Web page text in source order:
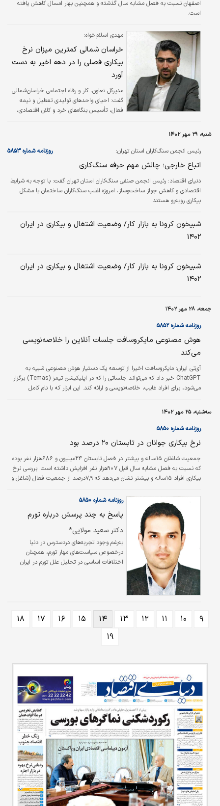
صحبت‌هایش به هم‌راستا شدن رشد اقتصادی و
اصفهان نسبت به فصل مشابه سال گذشته و همچنین بهار امسال کاهش یافته
است.
مهدی اسلام‌خواه:
خراسان‌ شمالی کمترین میزان نرخ
بیکاری فصلی را در دهه اخیر به دست
آورد
مدیرکل تعاون، کار و رفاه اجتماعی خراسان‌شمالی
گفت: احیای واحدهای تولیدی تعطیل و نیمه
فعال، تأسیس بنگاه‌های خرد و کلان اقتصادی،
نرخ بیکاری فصلی دهه اخیر در این استان شد.
شنبه، ۲۹ مهر ۱۴۰۲
رئیس انجمن سنگ‌‌‌‌کاران استان تهران: روزنامه شماره ۵۸۵۳
اتباع خارجی؛ چالش‌‌‌‌ مهم حرفه سنگ‌‌‌‌کاری
دنیای اقتصاد: رئیس انجمن صنفی سنگ‌کاران استان تهران گفت: با توجه به شرایط
اقتصادی و کاهش جواز ساخت‌و‌ساز، امروزه اغلب سنگ‌‌‌‌کاران ساختمان با مشکل
بیکاری روبه‌رو هستند.
شبیخون کرونا به بازار کار/ وضعیت اشتغال و بیکاری در ایران
۱۴۰۲
شبیخون کرونا به بازار کار/ وضعیت اشتغال و بیکاری در ایران
۱۴۰۲
جمعه، ۲۸ مهر ۱۴۰۲
روزنامه شماره ۵۸۵۲
هوش مصنوعی مایکروسافت جلسات آنلاین را خلاصه‏‏‌نویسی
می‌کند
آی‌‌‌تی ایران: مایکروسافت اخیرا از توسعه یک دستیار هوش مصنوعی شبیه به
ChatGPT خبر داد که می‌تواند جلساتی را که در اپلیکیشن تیمز (Temas) برگزار
می‌شود، برای افراد غایب، خلاصه‌‌‌نویسی و ارائه کند. این ابزار که با نام کامل
همچنین این ابزار می‌تواند پیش‌‌‌نویسی از ایمیل‌‌‌ها تهیه کند، فایل‌‌‌های ورد را آماده
کند، نمودارها را در برنامه‌‌‌های آفیس ایجاد…
سه‌شنبه، ۲۵ مهر ۱۴۰۲
روزنامه شماره ۵۸۵۰
نرخ بیکاری جوانان در تابستان ۲۰ درصد بود
جمعیت شاغلان ١٥ساله و بیشتر در فصل تابستان ٢٤میلیون و ٦٨٦هزار نفر بوده
که نسبت به فصل مشابه سال قبل ٩٠٧هزار نفر افزایش داشته است. بررسی نرخ
بیکاری افراد ١٥ساله و بیشتر نشان می‌دهد که ٧,٩درصد از جمعیت فعال (شاغل و
(جوانان) بیکار بوده‌اند که این نرخ نسبت به فصل مشابه در سال قبل (تابستان
روزنامه شماره ۵۸۵۰
پاسخ به چند پرسش درباره تورم
دکتر سعید مولایی*
به‌رغم وجود تجربه‌های دردسترس در دنیا
درخصوص سیاست‌های مهار تورم، همچنان
اختلافات اساسی در تحلیل علل تورم در ایران
مطلب به چند پرسش درخصوص تورم در چارچوب
دانش متعارف اقتصاد کلان پرداخته می‌شود.
۹ ۱۰ ۱۱ ۱۲ ۱۳ ۱۴ ۱۵ ۱۶ ۱۷
۱۸
۱۹